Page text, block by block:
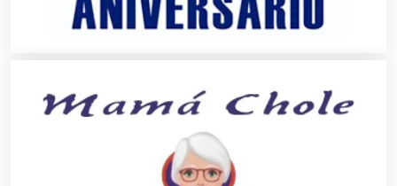
Bordados y Estampados